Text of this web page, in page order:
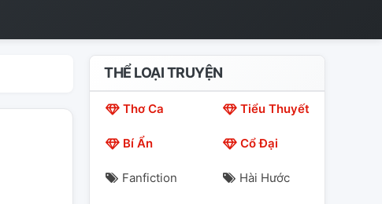
THỂ LOẠI TRUYỆN
Thơ Ca Tiểu Thuyết
Bí Ẩn Cổ Đại
Fanfiction Hài Hước